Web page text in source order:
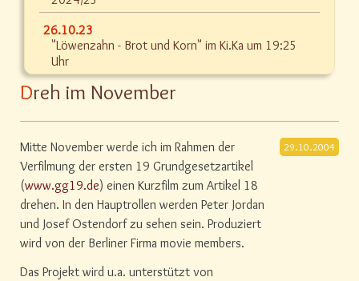
26.10.23
"Löwenzahn - Brot und Korn" im Ki.Ka um 19:25
Uhr
Dreh im November
29.10.2004
Mitte November werde ich im Rahmen der
Verfilmung der ersten 19 Grundgesetzartikel
(www.gg19.de) einen Kurzfilm zum Artikel 18
drehen. In den Hauptrollen werden Peter Jordan
und Josef Ostendorf zu sehen sein. Produziert
wird von der Berliner Firma movie members.
Das Projekt wird u.a. unterstützt von